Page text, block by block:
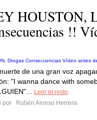
HOUSTON,
!!
de una gran voz
"I wanna dance with
Leer el resto
por
Rubén Alonso Herrera